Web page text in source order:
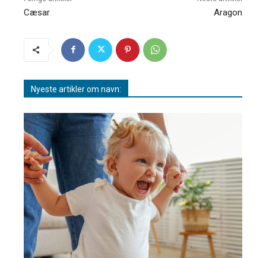
Cæsar Aragon
Nyeste artikler om navn: